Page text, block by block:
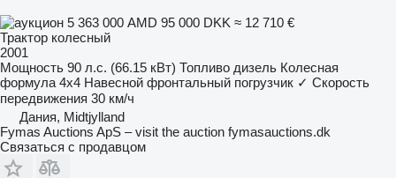
5 363 000 AMD 95 000 DKK ≈ 12 710 €
Трактор колесный
2001
Мощность 90 л.с. (66.15 кВт) Топливо дизель Колесная
формула 4x4 Навесной фронтальный погрузчик ✓ Скорость
передвижения 30 км/ч
Дания, Midtjylland
Fymas Auctions ApS – visit the auction fymasauctions.dk
Связаться с продавцом